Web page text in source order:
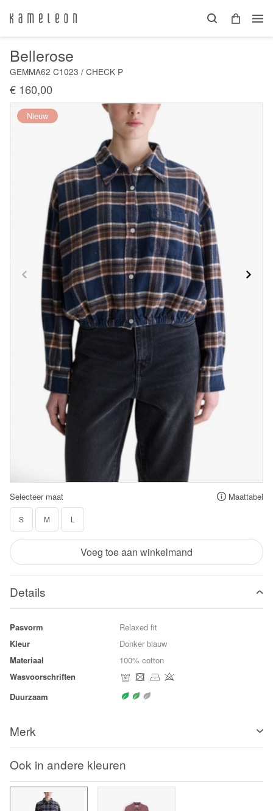
Bellerose
GEMMA62 C1023 / CHECK P
€ 160,00
Nieuw
Selecteer maat Maattabel
S M L
Voeg toe aan winkelmand
Details
Pasvorm
Relaxed fit
Kleur
Donker blauw
Materiaal
100% cotton
Wasvoorschriften
Duurzaam
Merk
Ook in andere kleuren